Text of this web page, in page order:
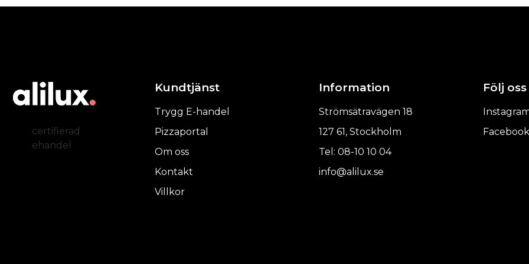
certifierad
ehandel
Kundtjänst
Trygg E-handel
Pizzaportal
Om oss
Kontakt
Villkor
Information
Strömsätravägen 18
127 61, Stockholm
Tel: 08-10 10 04
info@alilux.se
Följ oss
Facebook